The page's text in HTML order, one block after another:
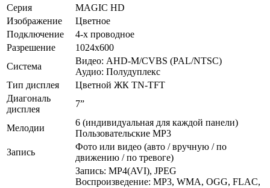
Серия
MAGIC HD
Изображение
Цветное
Подключение
4-х проводное
Разрешение
1024х600
Система
Видео: AHD-M/CVBS (PAL/NTSC)
Аудио: Полудуплекс
Тип дисплея
Цветной ЖК TN-TFT
Диагональ
дисплея
7”
Мелодии
6 (индивидуальная для каждой панели)
Пользовательские MP3
Запись
Фото или видео (авто / вручную / по
движению / по тревоге)
Запись: MP4(AVI), JPEG
Воспроизведение: MP3, WMA, OGG, FLAC,